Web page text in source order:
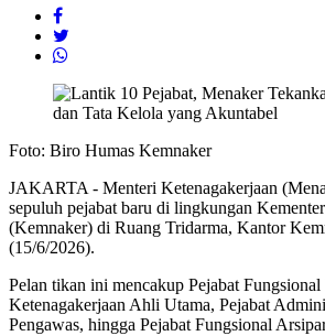
Foto: Biro Humas Kemnaker
JAKARTA - Menteri Ketenagakerjaan
sepuluh pejabat baru di lingkungan
(Kemnaker) di Ruang Tridarma, Kantor
(15/6/2026).
Pelan tikan ini mencakup Pejabat Fungsional
Ketenagakerjaan Ahli Utama, Pejabat
Pengawas, hingga Pejabat Fungsional